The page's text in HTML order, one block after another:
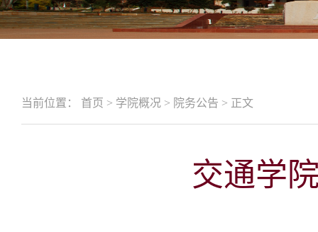
当前位置： 首页 > 学院概况 > 院务公告 > 正文
交通学